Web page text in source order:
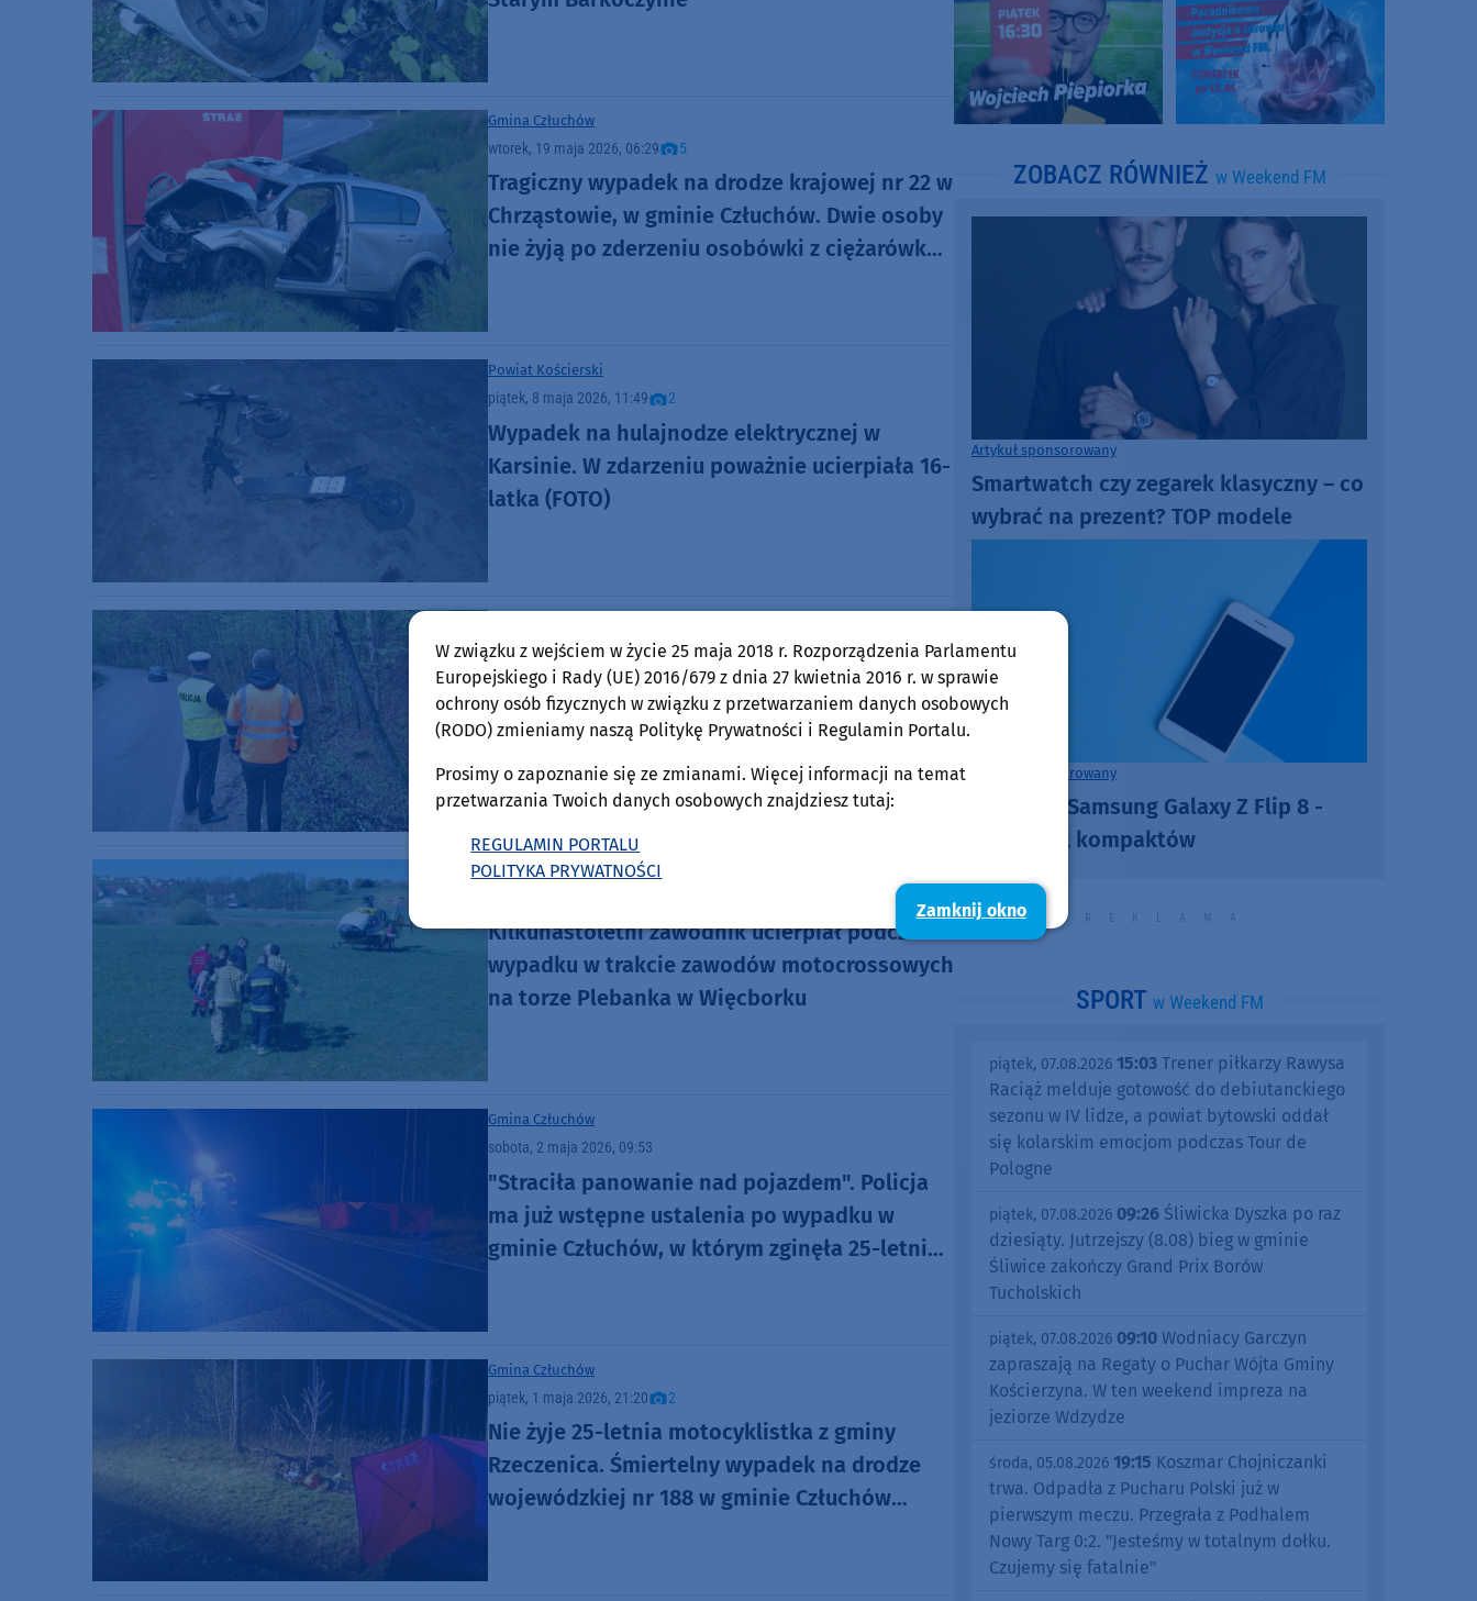
Gmina Człuchów
wtorek, 19 maja 2026, 06:29 5
Tragiczny wypadek na drodze krajowej nr 22 w
Chrząstowie, w gminie Człuchów. Dwie osoby
nie żyją po zderzeniu osobówki z ciężarówką
Powiat Kościerski
piątek, 8 maja 2026, 11:49 2
Wypadek na hulajnodze elektrycznej w
Karsinie. W zdarzeniu poważnie ucierpiała 16-
latka (FOTO)
środa, 6 maja 2026, 11:44
Policjanci i zarządcy drogi spotkali się dziś
(6.05.) w miejscu tragicznego wypadku w
Grabowie Kościerskim
Gmina Więcbork
Kilkunastoletni zawodnik ucierpiał podczas
wypadku w trakcie zawodów motocrossowych
na torze Plebanka w Więcborku
Gmina Człuchów
sobota, 2 maja 2026, 09:53
"Straciła panowanie nad pojazdem". Policja
ma już wstępne ustalenia po wypadku w
gminie Człuchów, w którym zginęła 25-letnia
Gmina Człuchów
piątek, 1 maja 2026, 21:20 2
Nie żyje 25-letnia motocyklistka z gminy
Rzeczenica. Śmiertelny wypadek na drodze
wojewódzkiej nr 188 w gminie Człuchów
ZOBACZ RÓWNIEŻ w Weekend FM
Artykuł sponsorowany
Smartwatch czy zegarek klasyczny – co
wybrać na prezent? TOP modele
Artykuł sponsorowany
Premiera Samsung Galaxy Z Flip 8 -
nowy król kompaktów
SPORT w Weekend FM
piątek, 07.08.2026 15:03 Trener piłkarzy Rawysa
Raciąż melduje gotowość do debiutanckiego
sezonu w IV lidze, a powiat bytowski oddał
się kolarskim emocjom podczas Tour de
Pologne
piątek, 07.08.2026 09:26 Śliwicka Dyszka po raz
dziesiąty. Jutrzejszy (8.08) bieg w gminie
Śliwice zakończy Grand Prix Borów
Tucholskich
piątek, 07.08.2026 09:10 Wodniacy Garczyn
zapraszają na Regaty o Puchar Wójta Gminy
Kościerzyna. W ten weekend impreza na
jeziorze Wdzydze
środa, 05.08.2026 19:15 Koszmar Chojniczanki
trwa. Odpadła z Pucharu Polski już w
pierwszym meczu. Przegrała z Podhalem
Nowy Targ 0:2. "Jesteśmy w totalnym dołku.
Czujemy się fatalnie"
W związku z wejściem w życie 25 maja 2018 r. Rozporządzenia Parlamentu
Europejskiego i Rady (UE) 2016/679 z dnia 27 kwietnia 2016 r. w sprawie
ochrony osób fizycznych w związku z przetwarzaniem danych osobowych
(RODO) zmieniamy naszą Politykę Prywatności i Regulamin Portalu.
Prosimy o zapoznanie się ze zmianami. Więcej informacji na temat
przetwarzania Twoich danych osobowych znajdziesz tutaj:
REGULAMIN PORTALU
POLITYKA PRYWATNOŚCI
Zamknij okno